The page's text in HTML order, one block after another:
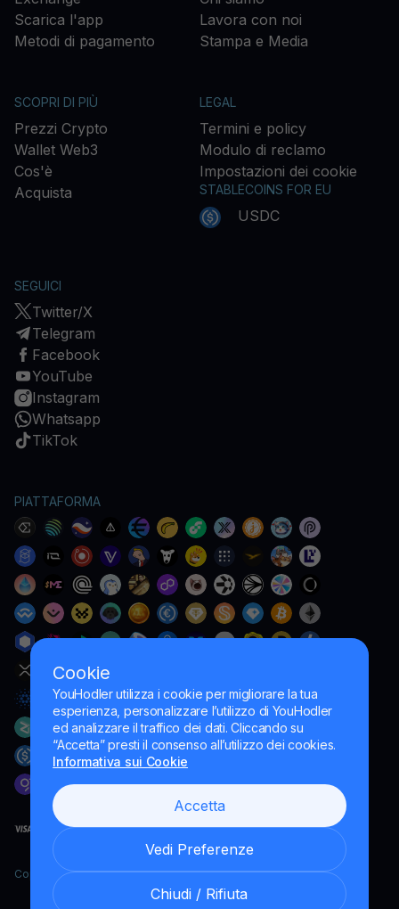
Cookie
YouHodler utilizza i cookie per migliorare la tua
esperienza, personalizzare l’utilizzo di YouHodler
ed analizzare il traffico dei dati. Cliccando su
“Accetta” presti il consenso all’utilizzo dei cookies.
Informativa sui Cookie
Accetta
Vedi Preferenze
Chiudi / Rifiuta
Scarica l'app
Metodi di pagamento
Lavora con noi
Stampa e Media
SCOPRI DI PIÙ
Prezzi Crypto
Wallet Web3
Cos'è
Acquista
LEGAL
Termini e policy
Modulo di reclamo
Impostazioni dei cookie
STABLECOINS FOR EU
USDC
SEGUICI
Twitter/X
Telegram
Facebook
YouTube
Instagram
Whatsapp
TikTok
PIATTAFORMA
Copyright YouHodler, 2026.